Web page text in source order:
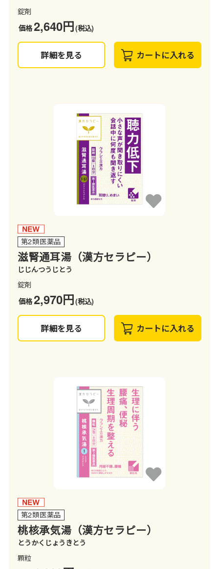
錠剤
価格2,640円(税込)
詳細を見る カートに入れる
第2類医薬品
滋腎通耳湯（漢方セラピー）
じじんつうじとう
錠剤
価格2,970円(税込)
詳細を見る カートに入れる
第2類医薬品
桃核承気湯（漢方セラピー）
とうかくじょうきとう
顆粒